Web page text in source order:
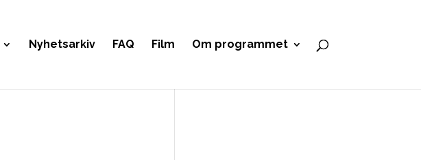
Nyhetsarkiv FAQ Film Om programmet